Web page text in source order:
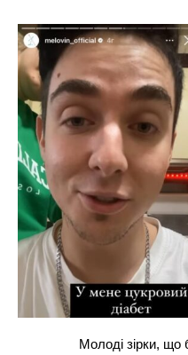
Молоді зірки, що